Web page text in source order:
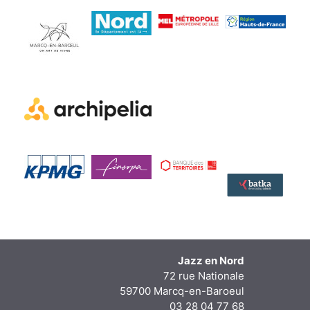
Jazz en Nord
72 rue Nationale
59700 Marcq-en-Baroeul
03 28 04 77 68